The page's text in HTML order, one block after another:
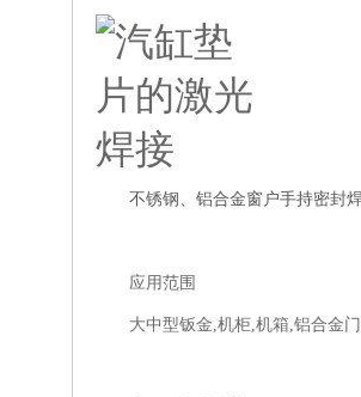
不锈钢、铝合金窗户手持密封
应用范围
大中型钣金,机柜,机箱,铝合金